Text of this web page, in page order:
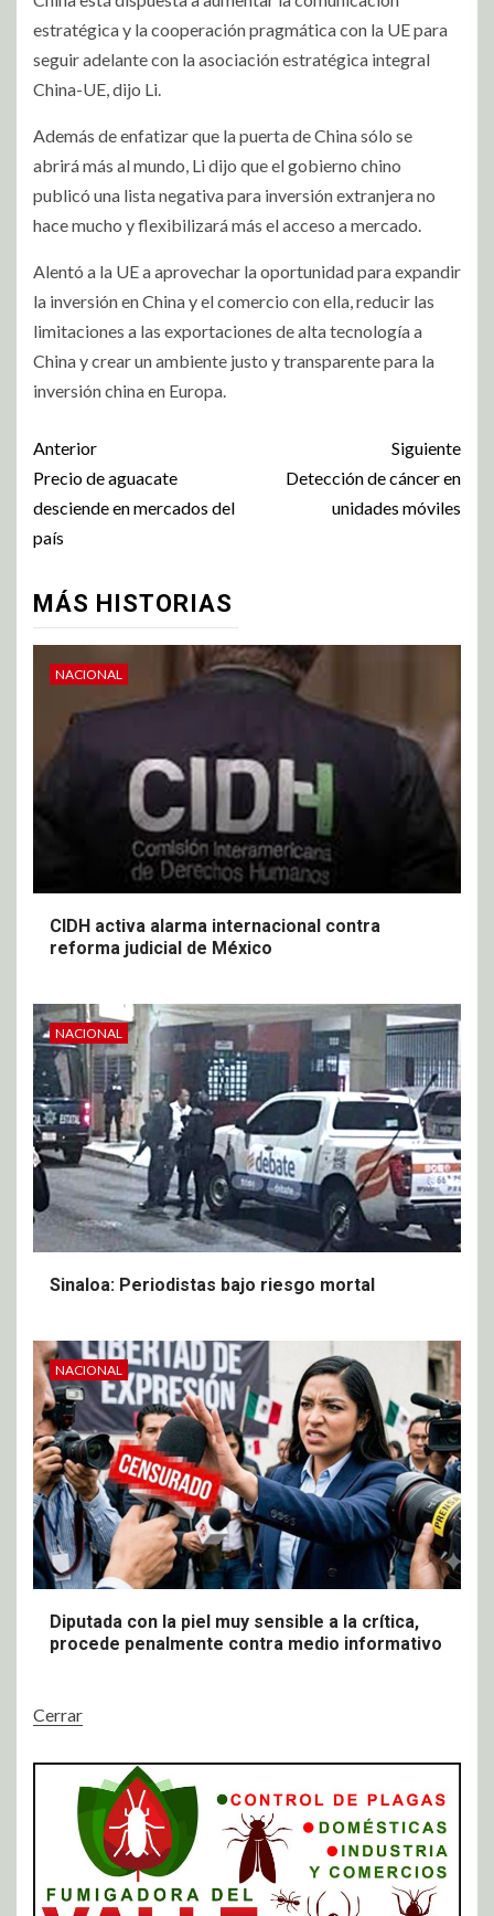
estratégica y la cooperación pragmática con la UE para
seguir adelante con la asociación estratégica integral
China-UE, dijo Li.
Además de enfatizar que la puerta de China sólo se
abrirá más al mundo, Li dijo que el gobierno chino
publicó una lista negativa para inversión extranjera no
hace mucho y flexibilizará más el acceso a mercado.
Alentó a la UE a aprovechar la oportunidad para expandir
la inversión en China y el comercio con ella, reducir las
limitaciones a las exportaciones de alta tecnología a
China y crearun ambiente justo y transparente para la
inversión china en Europa.
Anterior
Precio de aguacate
desciende en mercados del
país
Siguiente
Detección de cáncer en
unidades móviles
MÁS HISTORIAS
NACIONAL
CIDH activa alarma internacional contra
reforma judicial de México
NACIONAL
Sinaloa: Periodistas bajo riesgo mortal
NACIONAL
Diputada con la piel muy sensible a la crítica,
procede penalmente contra medio informativo
Cerrar